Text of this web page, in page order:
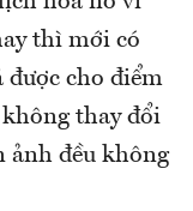
thì mới có
được cho điểm
thay đổi
ảnh đều không